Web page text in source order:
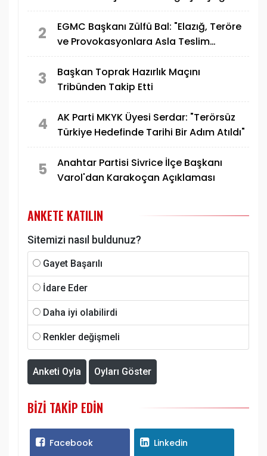
2
EGMC Başkanı Zülfü Bal: "Elazığ, Teröre
ve Provokasyonlara Asla Teslim
3
Başkan Toprak Hazırlık Maçını
Tribünden Takip Etti
4
AK Parti MKYK Üyesi Serdar: "Terörsüz
Türkiye Hedefinde Tarihi Bir Adım Atıldı"
5
Anahtar Partisi Sivrice İlçe Başkanı
Varol'dan Karakoçan Açıklaması
ANKETE KATILIN
Sitemizi nasıl buldunuz?
Gayet Başarılı
İdare Eder
Daha iyi olabilirdi
Renkler değişmeli
Anketi Oyla Oyları Göster
BIZI TAKIP EDIN
Facebook Linkedin